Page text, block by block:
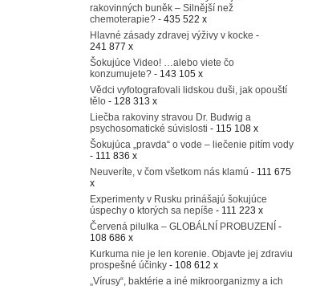
rakovinných buněk – Silnější než
chemoterapie? - 435 522 x
Hlavné zásady zdravej výživy v kocke -
241 877 x
Šokujúce Video! …alebo viete čo
konzumujete? - 143 105 x
Vědci vyfotografovali lidskou duši, jak opouští
tělo - 128 313 x
Liečba rakoviny stravou Dr. Budwig a
psychosomatické súvislosti - 115 108 x
Šokujúca „pravda“ o vode – liečenie pitím vody
- 111 836 x
Neuveríte, v čom všetkom nás klamú - 111 675
x
Experimenty v Rusku prinášajú šokujúce
úspechy o ktorých sa nepíše - 111 223 x
Červená pilulka – GLOBÁLNÍ PROBUZENÍ -
108 686 x
Kurkuma nie je len korenie. Objavte jej zdraviu
prospešné účinky - 108 612 x
„Vírusy“, baktérie a iné mikroorganizmy a ich